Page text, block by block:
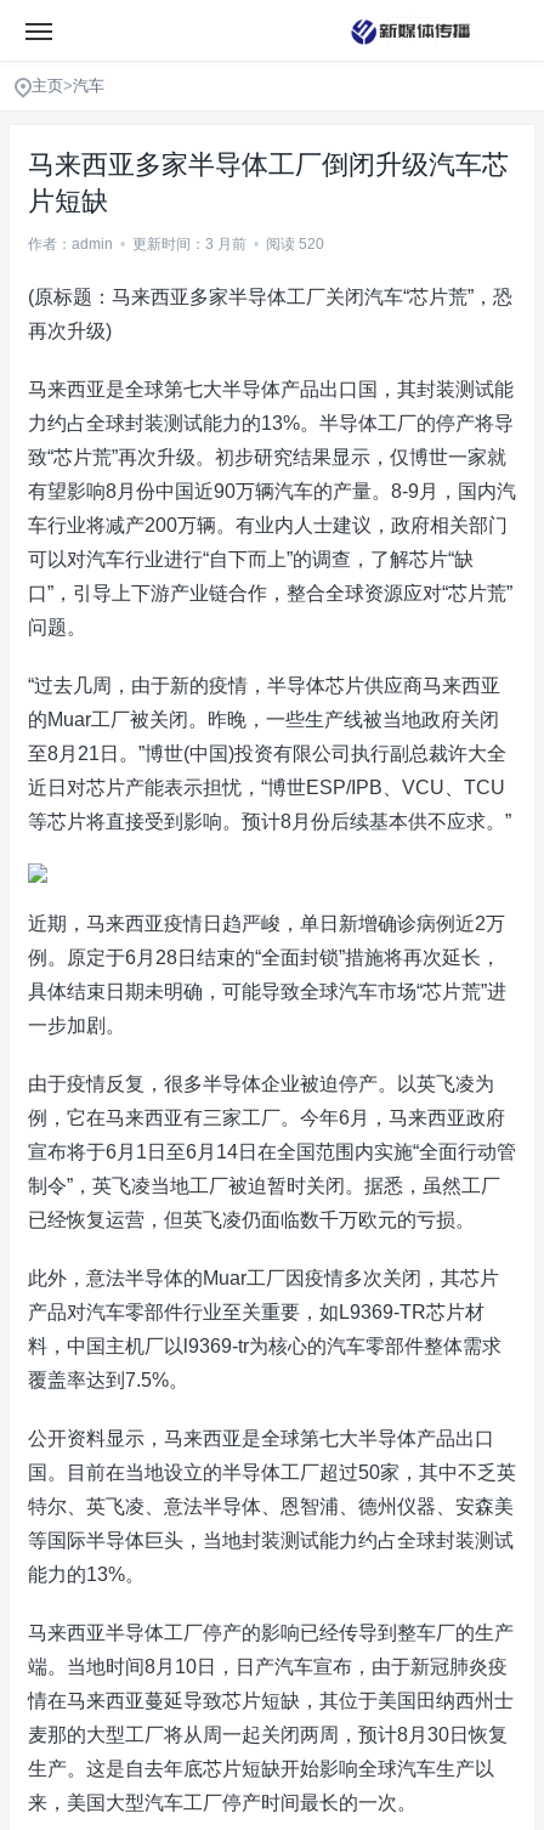
主页>汽车
马来西亚多家半导体工厂倒闭升级汽车芯
片短缺
作者：admin • 更新时间：3 月前 • 阅读 520
(原标题：马来西亚多家半导体工厂关闭汽车“芯片荒”，恐
再次升级)
马来西亚是全球第七大半导体产品出口国，其封装测试能
力约占全球封装测试能力的13%。半导体工厂的停产将导
致“芯片荒”再次升级。初步研究结果显示，仅博世一家就
有望影响8月份中国近90万辆汽车的产量。8-9月，国内汽
车行业将减产200万辆。有业内人士建议，政府相关部门
可以对汽车行业进行“自下而上”的调查，了解芯片“缺
口”，引导上下游产业链合作，整合全球资源应对“芯片荒”
问题。
“过去几周，由于新的疫情，半导体芯片供应商马来西亚
的Muar工厂被关闭。昨晚，一些生产线被当地政府关闭
至8月21日。”博世(中国)投资有限公司执行副总裁许大全
近日对芯片产能表示担忧，“博世ESP/IPB、VCU、TCU
等芯片将直接受到影响。预计8月份后续基本供不应求。”
近期，马来西亚疫情日趋严峻，单日新增确诊病例近2万
例。原定于6月28日结束的“全面封锁”措施将再次延长，
具体结束日期未明确，可能导致全球汽车市场“芯片荒”进
一步加剧。
由于疫情反复，很多半导体企业被迫停产。以英飞凌为
例，它在马来西亚有三家工厂。今年6月，马来西亚政府
宣布将于6月1日至6月14日在全国范围内实施“全面行动管
制令”，英飞凌当地工厂被迫暂时关闭。据悉，虽然工厂
已经恢复运营，但英飞凌仍面临数千万欧元的亏损。
此外，意法半导体的Muar工厂因疫情多次关闭，其芯片
产品对汽车零部件行业至关重要，如L9369-TR芯片材
料，中国主机厂以l9369-tr为核心的汽车零部件整体需求
覆盖率达到7.5%。
公开资料显示，马来西亚是全球第七大半导体产品出口
国。目前在当地设立的半导体工厂超过50家，其中不乏英
特尔、英飞凌、意法半导体、恩智浦、德州仪器、安森美
等国际半导体巨头，当地封装测试能力约占全球封装测试
能力的13%。
马来西亚半导体工厂停产的影响已经传导到整车厂的生产
端。当地时间8月10日，日产汽车宣布，由于新冠肺炎疫
情在马来西亚蔓延导致芯片短缺，其位于美国田纳西州士
麦那的大型工厂将从周一起关闭两周，预计8月30日恢复
生产。这是自去年底芯片短缺开始影响全球汽车生产以
来，美国大型汽车工厂停产时间最长的一次。